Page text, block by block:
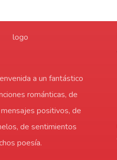
a un fantástico
románticas, de
positivos, de
de sentimientos
poesía.